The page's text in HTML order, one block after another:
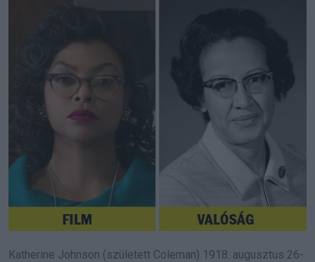
Katherine Johnson (született Coleman) 1918. augusztus 26-